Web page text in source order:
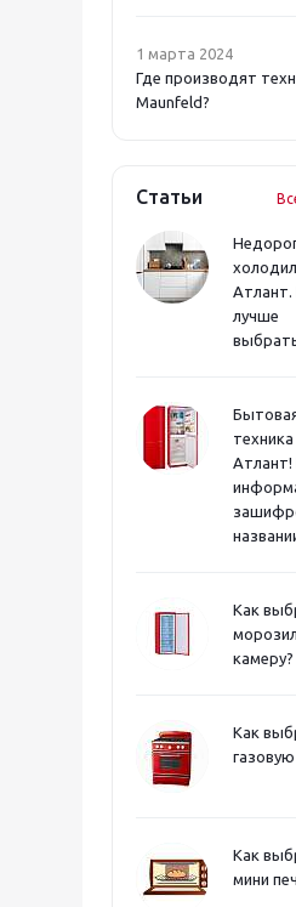
1 марта 2024
Где производят
Maunfeld?
Статьи
Атлант.
лучше
техника
Атлант!
Как
камеру?
Как
газовую
Как
мини